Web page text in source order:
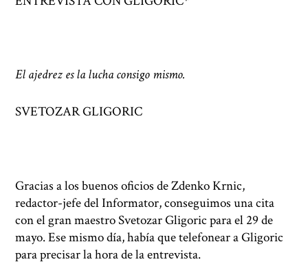
El ajedrez es la lucha consigo mismo.
SVETOZAR GLIGORIC
Gracias a los buenos oficios de Zdenko Krnic,
redactor-jefe del Informator, conseguimos una cita
con el gran maestro Svetozar Gligoric para el 29 de
mayo. Ese mismo día, había que telefonear a Gligoric
para precisar la hora de la entrevista.